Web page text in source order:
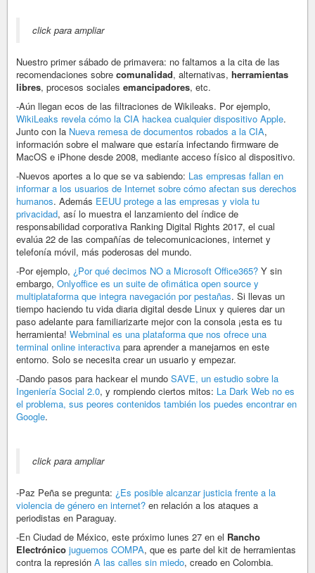
click para ampliar
Nuestro primer sábado de primavera: no faltamos a la cita de las
recomendaciones sobre comunalidad, alternativas, herramientas
libres, procesos sociales emancipadores, etc.
-Aún llegan ecos de las filtraciones de Wikileaks. Por ejemplo,
WikiLeaks revela cómo la CIA hackea cualquier dispositivo Apple.
Junto con la Nueva remesa de documentos robados a la CIA,
información sobre el malware que estaría infectando firmware de
MacOS e iPhone desde 2008, mediante acceso físico al dispositivo.
-Nuevos aportes a lo que se va sabiendo: Las empresas fallan en
informar a los usuarios de Internet sobre cómo afectan sus derechos
humanos. Además EEUU protege a las empresas y viola tu
privacidad, así lo muestra el lanzamiento del índice de
responsabilidad corporativa Ranking Digital Rights 2017, el cual
evalúa 22 de las compañías de telecomunicaciones, internet y
telefonía móvil, más poderosas del mundo.
-Por ejemplo, ¿Por qué decimos NO a Microsoft Office365? Y sin
embargo, Onlyoffice es un suite de ofimática open source y
multiplataforma que integra navegación por pestañas. Si llevas un
tiempo haciendo tu vida diaria digital desde Linux y quieres dar un
paso adelante para familiarizarte mejor con la consola ¡esta es tu
herramienta! Webminal es una plataforma que nos ofrece una
terminal online interactiva para aprender a manejarnos en este
entorno. Solo se necesita crear un usuario y empezar.
-Dando pasos para hackear el mundo SAVE, un estudio sobre la
Ingeniería Social 2.0, y rompiendo ciertos mitos: La Dark Web no es
el problema, sus peores contenidos también los puedes encontrar en
Google.
click para ampliar
-Paz Peña se pregunta: ¿Es posible alcanzar justicia frente a la
violencia de género en internet? en relación a los ataques a
periodistas en Paraguay.
-En Ciudad de México, este próximo lunes 27 en el Rancho
Electrónico juguemos COMPA, que es parte del kit de herramientas
contra la represión A las calles sin miedo, creado en Colombia.